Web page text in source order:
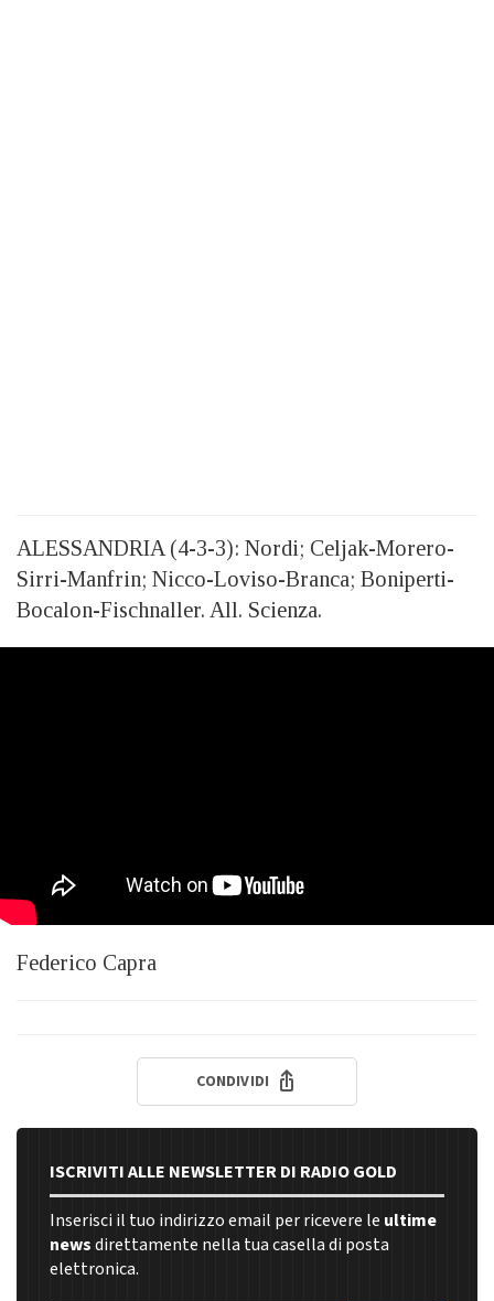
ALESSANDRIA (4-3-3): Nordi; Celjak-Morero-
Sirri-Manfrin; Nicco-Loviso-Branca; Boniperti-
Bocalon-Fischnaller. All. Scienza.
Federico Capra
CONDIVIDI
ISCRIVITI ALLE NEWSLETTER DI RADIO GOLD
Inserisci il tuo indirizzo email per ricevere le ultime
newsdirettamente nella tua casella di posta
elettronica.